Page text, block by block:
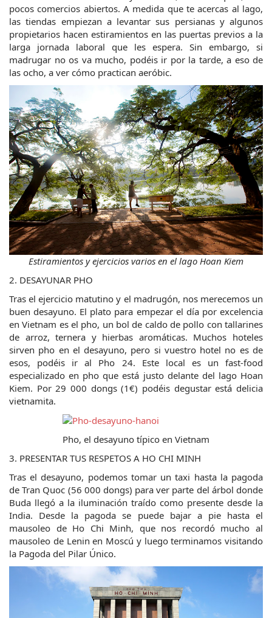
pocos comercios abiertos. A medida que te acercas al lago,
las tiendas empiezan a levantar sus persianas y algunos
propietarios hacen estiramientos en las puertas previos a la
larga jornada laboral que les espera. Sin embargo, si
madrugar no os va mucho, podéis ir por la tarde, a eso de
las ocho, a ver cómo practican aeróbic.
Estiramientos y ejercicios varios en el lago Hoan Kiem
2. DESAYUNAR PHO
Tras el ejercicio matutino y el madrugón, nos merecemos un
buen desayuno. El plato para empezar el día por excelencia
en Vietnam es el pho, un bol de caldo de pollo con tallarines
de arroz, ternera y hierbas aromáticas. Muchos hoteles
sirven pho en el desayuno, pero si vuestro hotel no es de
esos, podéis ir al Pho 24. Este local es un fast-food
especializado en pho que está justo delante del lago Hoan
Kiem. Por 29 000 dongs (1€) podéis degustar está delicia
vietnamita.
Pho, el desayuno típico en Vietnam
3. PRESENTAR TUS RESPETOS A HO CHI MINH
Tras el desayuno, podemos tomar un taxi hasta la pagoda
de Tran Quoc (56 000 dongs) para ver parte del árbol donde
Buda llegó a la iluminación traído como presente desde la
India. Desde la pagoda se puede bajar a pie hasta el
mausoleo de Ho Chi Minh, que nos recordó mucho al
mausoleo de Lenin en Moscú y luego terminamos visitando
la Pagoda del Pilar Único.